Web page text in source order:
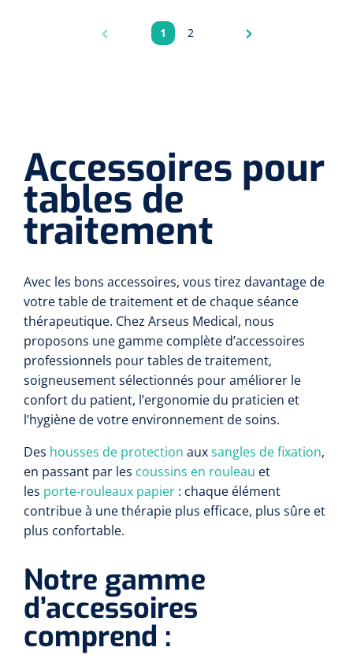
Pagina
1 Pagina
2
Accessoires pour
tables de
traitement
Avec les bons accessoires, vous tirez davantage de
votre table de traitement et de chaque séance
thérapeutique. Chez Arseus Medical, nous
proposons une gamme complète d’accessoires
professionnels pour tables de traitement,
soigneusement sélectionnés pour améliorer le
confort du patient, l’ergonomie du praticien et
l’hygiène de votre environnement de soins.
Des housses de protection auxsangles de fixation,
en passant par les coussins en rouleau et
les porte-rouleaux papier : chaque élément
contribue à une thérapie plus efficace, plus sûre et
plus confortable.
Notre gamme
d’accessoires
comprend :